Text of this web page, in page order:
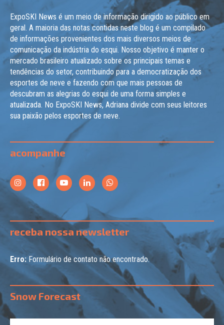
ExpoSKI News é um meio de informação dirigido ao público em
geral. A maioria das notas contidas neste blog é um compilado
de informações provenientes dos mais diversos meios de
comunicação da indústria do esqui. Nosso objetivo é manter o
mercado brasileiro atualizado sobre os principais temas e
tendências do setor, contribuindo para a democratização dos
esportes de neve e fazendo com que mais pessoas de
descubram as alegrias do esqui de uma forma simples e
atualizada. No ExpoSKI News, Adriana divide com seus leitores
sua paixão pelos esportes de neve.
acompanhe
receba nossa newsletter
Erro:Formulário de contato não encontrado.
Snow Forecast